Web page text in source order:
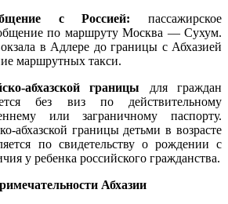
с Россией: пассажирское
по маршруту Москва — Сухум.
в Адлере до границы с Абхазией
маршрутных такси.
абхазской границы для граждан
без виз по действительному
или заграничному паспорту.
абхазской границы детьми в возрасте
по свидетельству о рождении с
у ребенка российского гражданства.
Абхазии